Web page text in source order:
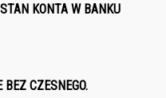
KONTA W BANKU
CZESNEGO.